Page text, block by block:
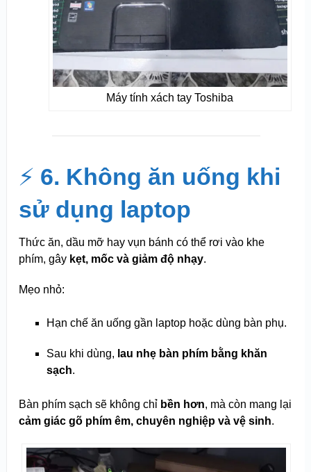
Máy tính xách tay Toshiba
⚡ 6. Không ăn uống khi
sử dụng laptop
Thức ăn, dầu mỡ hay vụn bánh có thể rơi vào khe
phím, gây kẹt, mốc và giảm độ nhạy.
Mẹo nhỏ:
Hạn chế ăn uống gần laptop hoặc dùng bàn phụ.
Sau khi dùng, lau nhẹ bàn phím bằng khăn
sạch.
Bàn phím sạch sẽ không chỉ bền hơn, mà còn mang lại
cảm giác gõ phím êm, chuyên nghiệp và vệ sinh.